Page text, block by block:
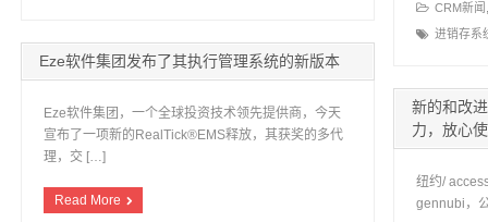
CRM新闻
进销存系
Eze软件集团发布了其执行管理系统的新版本
Eze软件集团，一个全球投资技术领先提供商，今天
宣布了一项新的RealTick®EMS释放，其获奖的多代
理，交 […]
Read More
新的和改
力，放心
纽约/
gennubi，